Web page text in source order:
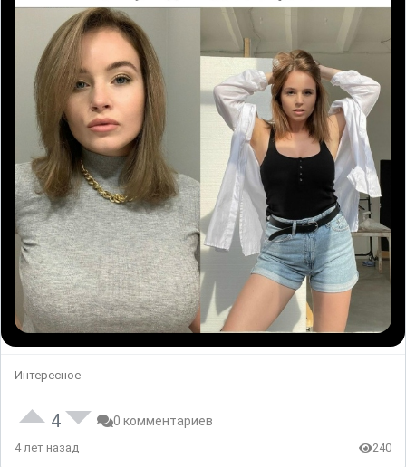
Интересное
4 0 комментариев
4 лет назад 240